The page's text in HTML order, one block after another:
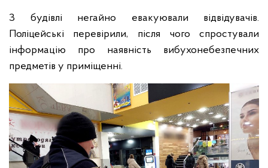
З будівлі негайно евакуювали відвідувачів.
Поліцейські перевірили, після чого спростували
інформацію про наявність вибухонебезпечних
предметів у приміщенні.